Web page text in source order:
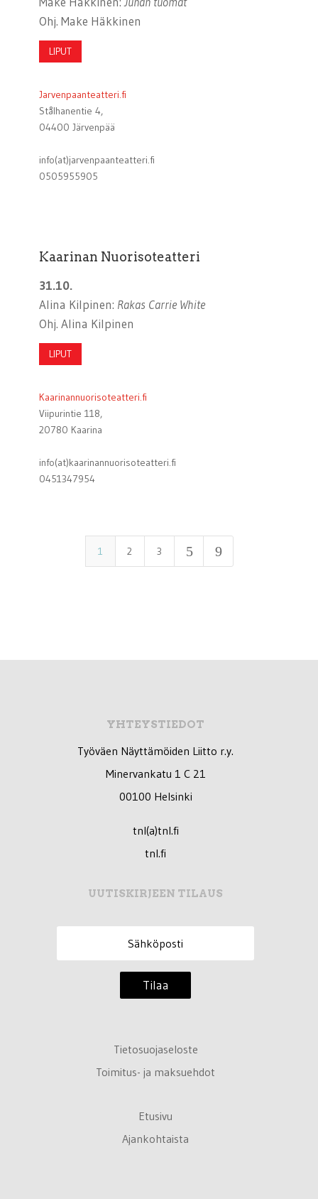
Ohj. Make Häkkinen
LIPUT
Jarvenpaanteatteri.fi
Stålhanentie 4,
04400 Järvenpää
info(at)jarvenpaanteatteri.fi
0505955905
Kaarinan Nuorisoteatteri
31.10.
Alina Kilpinen: Rakas Carrie White
Ohj. Alina Kilpinen
LIPUT
Kaarinannuorisoteatteri.fi
Viipurintie 118,
20780 Kaarina
info(at)kaarinannuorisoteatteri.fi
0451347954
1 2 3 5 9
YHTEYSTIEDOT
Työväen Näyttämöiden Liitto r.y.
Minervankatu 1 C 21
00100 Helsinki
tnl(a)tnl.fi
tnl.fi
UUTISKIRJEEN TILAUS
Tilaa
Tietosuojaseloste
Toimitus- ja maksuehdot
Etusivu
Ajankohtaista